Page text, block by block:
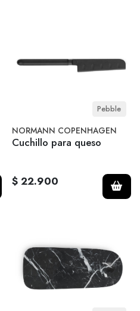
Pebble
NORMANN COPENHAGEN
Cuchillo para queso
$ 22.900